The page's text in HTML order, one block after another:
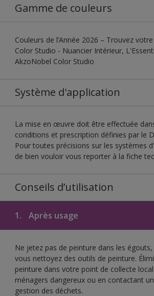
Gamme de couleurs
Couleurs de l’Année 2026 – Trouvez
Color Studio - Nuancier Intérieur,
AkzoNobel Color Studio
Système d'application
La mise en œuvre doit être effectuée
conditions et prescription définies par le
Pour toutes précisions sur les systèmes
de bien vouloir vous reporter à la fiche
Conseils d’utilisation
1. Après usage
Ne jetez pas de peinture dans les
vous nettoyez des outils de peinture.
peinture dans votre point de collecte
ménagers dangereux ou en contactant
gestion des déchets.